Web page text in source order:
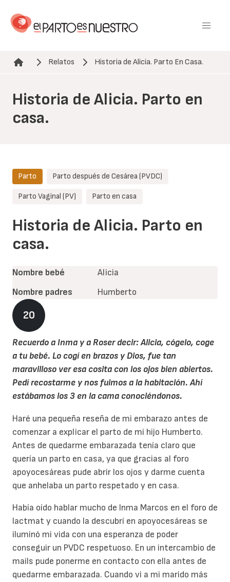
contenido
Ruta de navegación
Relatos Historia de Alicia. Parto En Casa.
Historia de Alicia. Parto en
casa.
20
Historia de Alicia. Parto en
casa.
Parto Parto después de Cesárea (PVDC)
Parto Vaginal (PV) Parto en casa
Recuerdo a Inma y a Roser decir: Alicia, cógelo, coge
a tu bebé. Lo cogí en brazos y Dios, fue tan
maravilloso ver esa cosita con los ojos bien abiertos.
Pedí recostarme y nos fuimos a la habitación. Ahí
estábamos los 3 en la cama conociéndonos.
Haré una pequeña reseña de mi embarazo antes de
comenzar a explicar el parto de mi hijo Humberto.
Antes de quedarme embarazada tenía claro que
quería un parto en casa, ya que gracias al foro
apoyocesáreas pude abrir los ojos y darme cuenta
que anhelaba un parto respetado y en casa.
Había oído hablar mucho de Inma Marcos en el foro de
lactmat y cuando la descubrí en apoyocesáreas se
iluminó mi vida con una esperanza de poder
conseguir un PVDC respetuoso. En un intercambio de
mails pude ponerme en contacto con ella antes de
quedarme embarazada. Cuando vi a mi marido más
Nombre bebé
Alicia
Nombre padres
Humberto